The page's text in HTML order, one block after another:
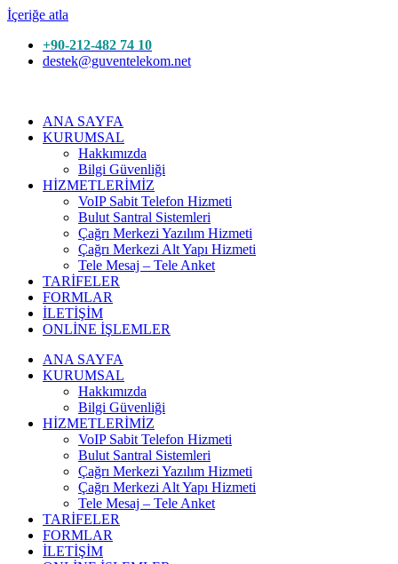
İçeriğe atla
+90-212-482 74 10
destek@guventelekom.net
ANA SAYFA
KURUMSAL
Hakkımızda
Bilgi Güvenliği
HİZMETLERİMİZ
VoIP Sabit Telefon Hizmeti
Bulut Santral Sistemleri
Çağrı Merkezi Yazılım Hizmeti
Çağrı Merkezi Alt Yapı Hizmeti
Tele Mesaj – Tele Anket
TARİFELER
FORMLAR
İLETİŞİM
ONLİNE İŞLEMLER
ANA SAYFA
KURUMSAL
Hakkımızda
Bilgi Güvenliği
HİZMETLERİMİZ
VoIP Sabit Telefon Hizmeti
Bulut Santral Sistemleri
Çağrı Merkezi Yazılım Hizmeti
Çağrı Merkezi Alt Yapı Hizmeti
Tele Mesaj – Tele Anket
TARİFELER
FORMLAR
İLETİŞİM